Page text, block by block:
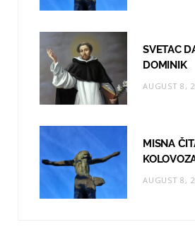
SVETAC
DOMINIK
AUGUST 8,
MISNA
AUGUST 8,